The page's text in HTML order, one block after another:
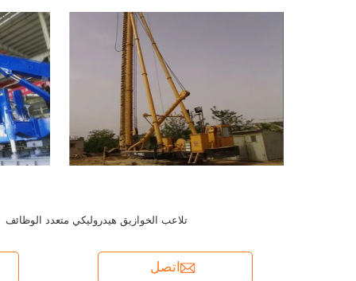
تلاعب الخوازيق هيدروليكي متعدد الوظائف
اتصل